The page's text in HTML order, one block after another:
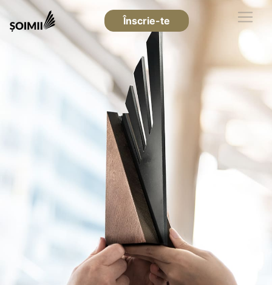
Înscrie-te